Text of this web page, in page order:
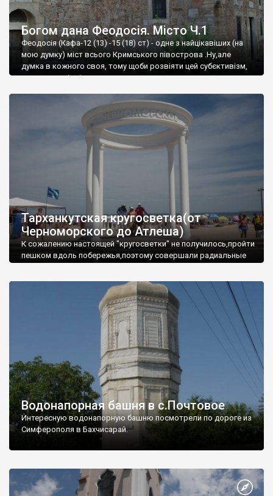
Богом дана Феодосія. Місто Ч.1
Феодосія (Кафа-12 (13) -15 (18) ст) - одне з найцікавіших (на
мою думку) міст всього Кримського півострова .Ну,але
думка в кожного своя, тому щоби розвіяти цей субєктивізм,
запрошую відвідати це
Тарханкутская кругосветка(от
Черноморского до Атлеша)
К сожалению настоящей "кругосветки" не получилось,пройти
пешком вдоль побережья,поэтому совершали радиальные
Водонапорная башня в с.Почтовое
Интересную водонапорную башню посмотрели по дороге из
Симферополя в Бахчисарай.